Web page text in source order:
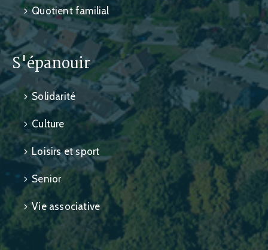
Quotient familial
S'épanouir
Solidarité
Culture
Loisirs et sport
Senior
Vie associative